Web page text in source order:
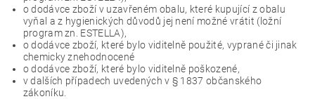
o dodávce zboží v uzavřeném obalu, které kupující z obalu
vyňal a z hygienických důvodů jej není možné vrátit (ložní
program zn. ESTELLA),
o dodávce zboží, které bylo viditelně použité, vyprané či jinak
chemicky znehodnocené
o dodávce zboží, které bylo viditelně poškozené,
v dalších případech uvedených v § 1837 občanského
zákoníku.